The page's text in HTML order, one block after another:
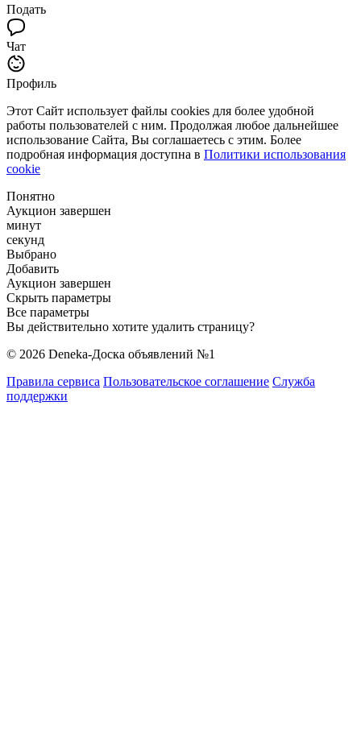
Подать
Чат
Профиль
Этот Сайт использует файлы cookies для более удобной
работы пользователей с ним. Продолжая любое дальнейшее
использование Сайта, Вы соглашаетесь с этим. Более
подробная информация доступна в Политики использования
cookie
Понятно
Аукцион завершен
минут
секунд
Выбрано
Добавить
Аукцион завершен
Скрыть параметры
Все параметры
Вы действительно хотите удалить страницу?
© 2026 Deneka-Доска объявлений №1
Правила сервиса Пользовательское соглашение Служба
поддержки